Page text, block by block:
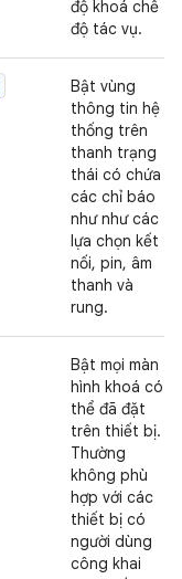
độ khoá chế
độ tác vụ.
Bật vùng
thông tin hệ
thống trên
thanh trạng
thái có chứa
các chỉ báo
như như các
lựa chọn kết
nối, pin, âm
thanh và
rung.
Bật mọi màn
hình khoá có
thể đã đặt
trên thiết bị.
Thường
không phù
hợp với các
thiết bị có
người dùng
công khai